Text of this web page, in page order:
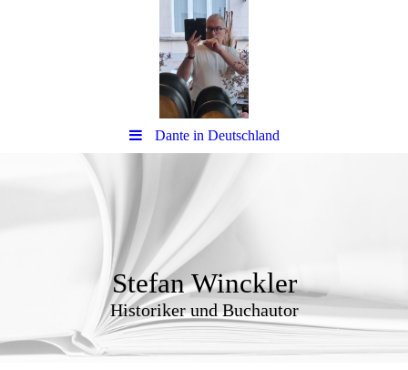
Dante in Deutschland
Stefan Winckler
Historiker und Buchautor